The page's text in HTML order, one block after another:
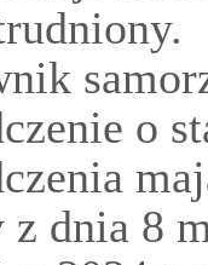
o
z dnia 8